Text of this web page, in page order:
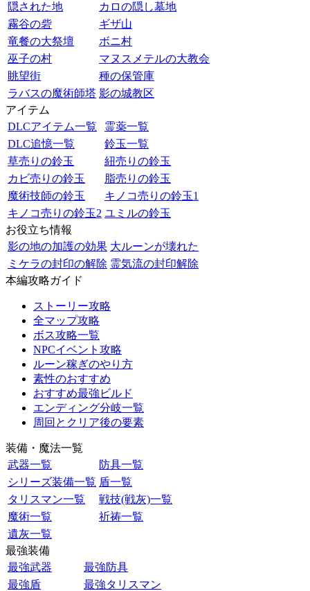
隠された地
カロの隠し墓地
霧谷の砦
ギザ山
竜餐の大祭壇
ボニ村
巫子の村
マヌスメテルの大教会
眺望街
種の保管庫
ラバスの魔術師塔 影の城教区
アイテム
DLCアイテム一覧
霊薬一覧
DLC追憶一覧
鈴玉一覧
草売りの鈴玉
紐売りの鈴玉
カビ売りの鈴玉
脂売りの鈴玉
魔術技師の鈴玉
キノコ売りの鈴玉1
キノコ売りの鈴玉2 ユミルの鈴玉
お役立ち情報
影の地の加護の効果 大ルーンが壊れた
ミケラの封印の解除 霊気流の封印解除
本編攻略ガイド
ストーリー攻略
全マップ攻略
ボス攻略一覧
NPCイベント攻略
ルーン稼ぎのやり方
素性のおすすめ
おすすめ最強ビルド
エンディング分岐一覧
周回とクリア後の要素
装備・魔法一覧
武器一覧
防具一覧
シリーズ装備一覧 盾一覧
タリスマン一覧
戦技(戦灰)一覧
魔術一覧
祈祷一覧
遺灰一覧
最強装備
最強武器
最強防具
最強盾
最強タリスマン